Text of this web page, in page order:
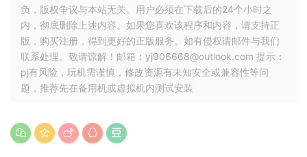
负，版权争议与本站无关。用户必须在下载后的24个小时之
内，彻底删除上述内容。如果您喜欢该程序和内容，请支持正
版，购买注册，得到更好的正版服务。如有侵权请邮件与我们
联系处理。敬请谅解！邮箱：yj906668@outlook.com 提示：
pj有风险，玩机需谨慎，修改资源有未知安全或兼容性等问
题，推荐先在备用机或虚拟机内测试安装